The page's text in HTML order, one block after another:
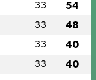
33 54
33 48
33 40
33 40